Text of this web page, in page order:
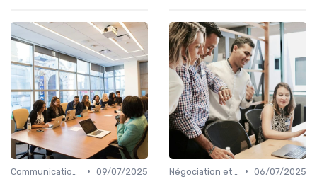
• 09/07/2025
• 06/07/2025